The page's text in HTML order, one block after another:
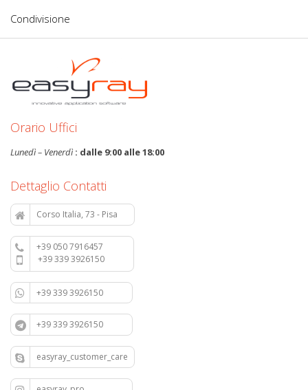
Condivisione
Orario Uffici
Lunedì – Venerdì : dalle 9:00 alle 18:00
Dettaglio Contatti
Corso Italia, 73 - Pisa
+39 050 7916457
+39 339 3926150
+39 339 3926150
+39 339 3926150
easyray_customer_care